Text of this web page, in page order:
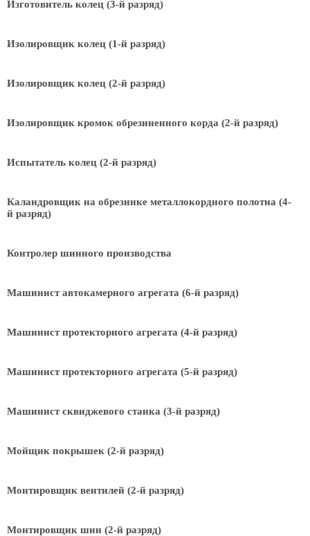
Изготовитель колец (3-й разряд)
Изолировщик колец (1-й разряд)
Изолировщик колец (2-й разряд)
Изолировщик кромок обрезиненного корда (2-й разряд)
Испытатель колец (2-й разряд)
Каландровщик на обрезинке металлокордного полотна (4-
й разряд)
Контролер шинного производства
Машинист автокамерного агрегата (6-й разряд)
Машинист протекторного агрегата (4-й разряд)
Машинист протекторного агрегата (5-й разряд)
Машинист сквиджевого станка (3-й разряд)
Мойщик покрышек (2-й разряд)
Монтировщик вентилей (2-й разряд)
Монтировщик шин (2-й разряд)